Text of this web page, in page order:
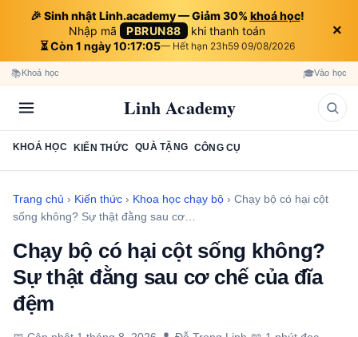
🎉 Sinh nhật Linh.academy — Giảm 30% khoá học!
Nhập mã PBRUN88 khi thanh toán
⏳ Còn 1 ngày 10:17:04— Hết hạn 23h59 09/08/2026
×
📚Khoá học 🎓Vào học
Linh Academy
KHOÁ HỌC KIẾN THỨC QUÀ TẶNG CÔNG CỤ
Trang chủ › Kiến thức › Khoa học chạy bộ › Chạy bộ có hại cột
sống không? Sự thật đằng sau cơ…
Chạy bộ có hại cột sống không?
Sự thật đằng sau cơ chế của đĩa
đệm